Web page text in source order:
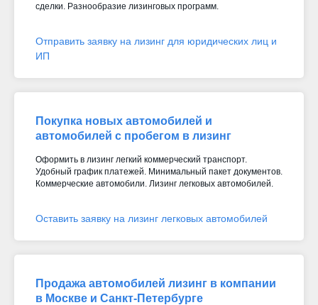
сделки. Разнообразие лизинговых программ.
Отправить заявку на лизинг для юридических лиц и
ИП
Покупка новых автомобилей и
автомобилей с пробегом в лизинг
Оформить в лизинг легкий коммерческий транспорт.
Удобный график платежей. Минимальный пакет документов.
Коммерческие автомобили. Лизинг легковых автомобилей.
Оставить заявку на лизинг легковых автомобилей
Продажа автомобилей лизинг в компании
в Москве и Санкт-Петербурге